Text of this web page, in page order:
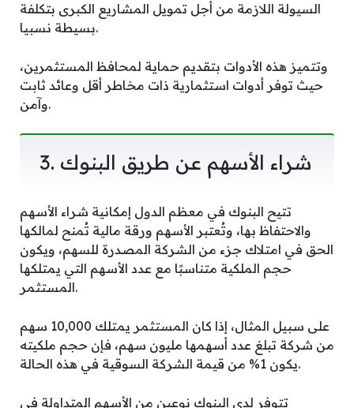
السيولة اللازمة من أجل تمويل المشاريع الكبرى بتكلفة
بسيطة نسبيا.
وتتميز هذه الأدوات بتقديم حماية لمحافظ المستثمرين،
حيث توفر أدوات استثمارية ذات مخاطر أقل وعائد ثابت
وآمن.
3. شراء الأسهم عن طريق البنوك
تتيح البنوك في معظم الدول إمكانية شراء الأسهم
والاحتفاظ بها، وتُعتبر الأسهم ورقة مالية تُمنح لمالكها
الحق في امتلاك جزء من الشركة المصدرة للسهم، ويكون
حجم الملكية متناسبًا مع عدد الأسهم التي يمتلكها
المستثمر.
على سبيل المثال، إذا كان المستثمر يمتلك 10,000 سهم
من شركة تبلغ عدد أسهمها مليون سهم، فإن حجم ملكيته
يكون 1% من قيمة الشركة السوقية في هذه الحالة.
تتوفر لدى البنوك نوعين من الأسهم المتداولة في